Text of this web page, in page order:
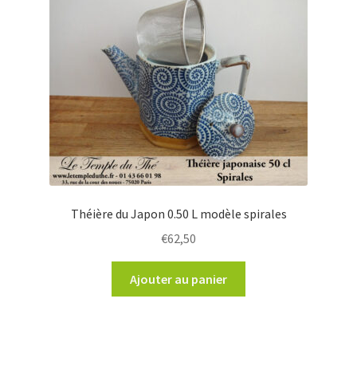
Théière du Japon 0.50 L modèle spirales
€62,50
Ajouter au panier